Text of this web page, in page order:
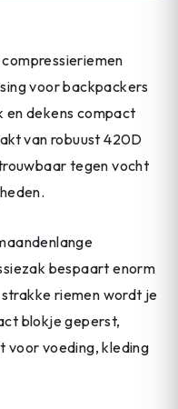
voor backpackers
en dekens compact
van robuust 420D
tegen vocht
bespaart enorm
riemen wordt je
blokje geperst,
voor voeding, kleding